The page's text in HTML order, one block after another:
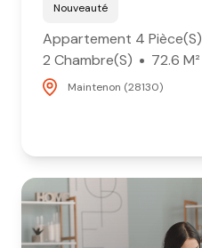
Nouveauté
Appartement 4 Pièce(s)
2 Chambre(s)
72.6 M²
Maintenon (28130)